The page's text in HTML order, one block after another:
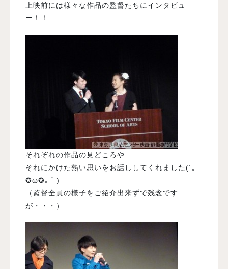
上映前には様々な作品の監督たちにインタビュ
ー！！
それぞれの作品の見どころや
それにかけた熱い思いをお話ししてくれました(´｡
✪ω✪｡｀)
（監督全員の様子をご紹介出来ずで残念です
が・・・）